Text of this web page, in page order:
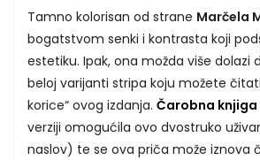
Tamno kolorisan od strane Marčela
bogatstvom senki i kontrasta koji
estetiku. Ipak, ona možda više dolazi
beloj varijanti stripa koju možete
korice“ ovog izdanja. Čarobna knjiga
verziji omogućila ovo dvostruko
naslov) te se ova priča može iznova